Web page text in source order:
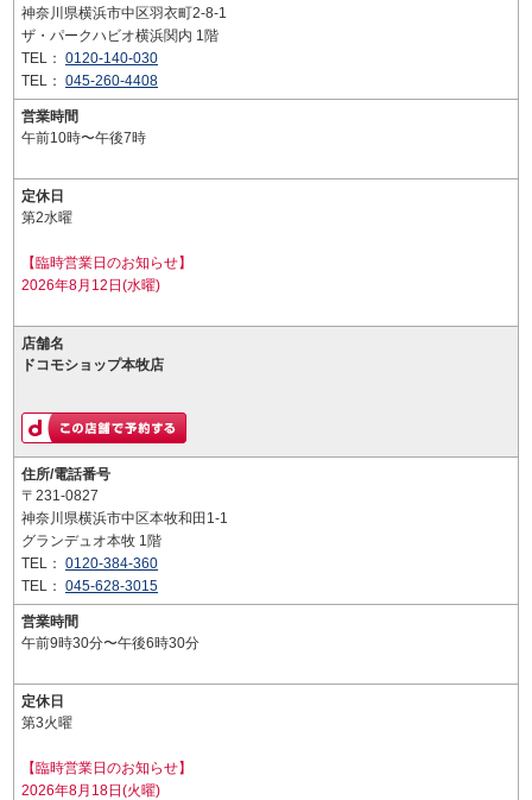
神奈川県横浜市中区羽衣町2-8-1
ザ・パークハビオ横浜関内 1階
TEL： 0120-140-030
TEL： 045-260-4408
営業時間
午前10時〜午後7時
定休日
第2水曜
【臨時営業日のお知らせ】
2026年8月12日(水曜)
店舗名
ドコモショップ本牧店
住所/電話番号
〒231-0827
神奈川県横浜市中区本牧和田1-1
グランデュオ本牧 1階
TEL： 0120-384-360
TEL： 045-628-3015
営業時間
午前9時30分〜午後6時30分
定休日
第3火曜
【臨時営業日のお知らせ】
2026年8月18日(火曜)